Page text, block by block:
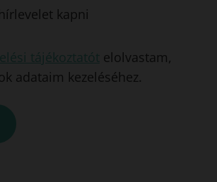
kapni
tájékoztatót elolvastam,
adataim kezeléséhez.